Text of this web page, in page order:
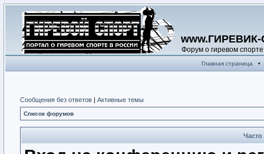
Форум о гиревом спорте
Главная страница •
Сообщения без ответов | Активные темы
Список форумов